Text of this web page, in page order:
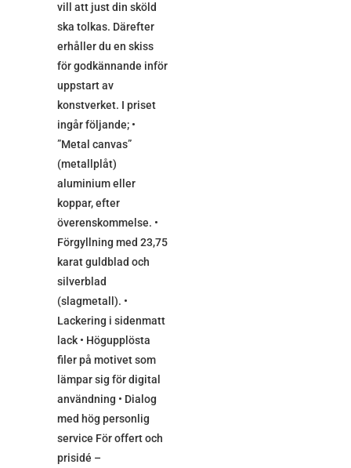
vill att just din sköld
ska tolkas. Därefter
erhåller du en skiss
för godkännande inför
uppstart av
konstverket. I priset
ingår följande; •
”Metal canvas”
(metallplåt)
aluminium eller
koppar, efter
överenskommelse. •
Förgyllning med 23,75
karat guldblad och
silverblad
(slagmetall). •
Lackering i sidenmatt
lack • Högupplösta
filer på motivet som
lämpar sig för digital
användning • Dialog
med hög personlig
service För offert och
prisidé –